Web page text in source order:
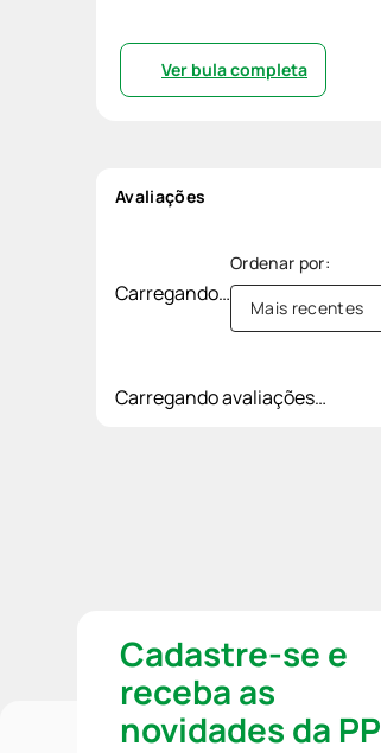
Ver bula completa
Avaliações
Carregando…
Mais recentes
Carregando avaliações…
Cadastre-se e
receba as
novidades da PP